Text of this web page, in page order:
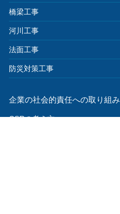
橋梁工事
河川工事
法面工事
防災対策工事
企業の社会的責任への取り組み
CSRの考え方